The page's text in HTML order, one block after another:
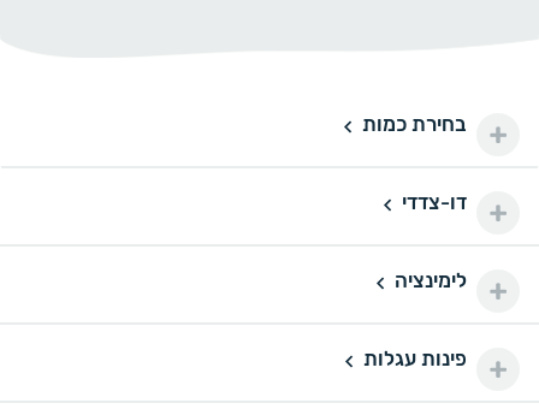
100 100 יחידות
200 יחידות
110 ₪
160 ₪
בחירת כמות
דו-צדדידו-צדדי
לימינציהלימינציה
פינות עגלות
פינות עגלות